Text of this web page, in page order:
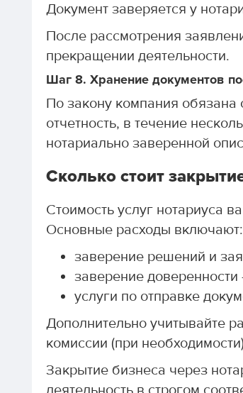
Документ заверяется у
После рассмотрения
прекращении деятельности.
Шаг 8. Хранение документов
По закону компания обязана
отчетность, в течение
нотариально заверенной
Сколько стоит
Стоимость услуг нотариуса
Основные расходы включают:
заверение решений и
заверение
услуги по отправке
Дополнительно учитывайте
комиссии (при
Закрытие бизнеса через